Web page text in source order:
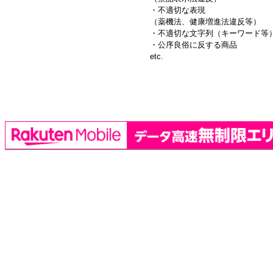
・不適切な表現
（薬機法、健康増進法違反等）
・不適切な文字列（キーワード等
・公序良俗に反する商品
etc.